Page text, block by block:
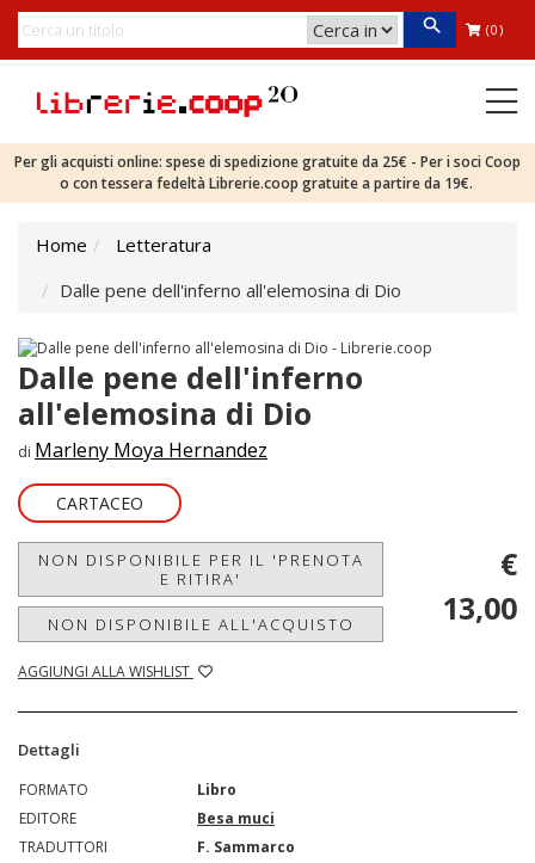
(0)
Per gli acquisti online: spese di spedizione gratuite da 25€ - Per i soci Coop
o con tessera fedeltà Librerie.coop gratuite a partire da 19€.
Home
Letteratura
Dalle pene dell'inferno all'elemosina di Dio
Dalle pene dell'inferno
all'elemosina di Dio
di Marleny Moya Hernandez
CARTACEO
NON DISPONIBILE PER IL 'PRENOTA
E RITIRA'
NON DISPONIBILE ALL'ACQUISTO
AGGIUNGI ALLA WISHLIST
€
13,00
Dettagli
FORMATO
Libro
EDITORE
Besa muci
TRADUTTORI
F. Sammarco